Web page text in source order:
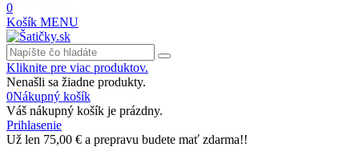
0
Košík MENU
Kliknite pre viac produktov.
Nenašli sa žiadne produkty.
0Nákupný košík
Váš nákupný košík je prázdny.
Prihlasenie
Už len 75,00 € a prepravu budete mať zdarma!!